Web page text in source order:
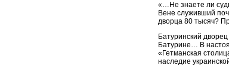
«…Не знаете ли
Вене служивший
дворца 80 тысяч?
Батуринский
Батурине… В
«Гетманская
наследие